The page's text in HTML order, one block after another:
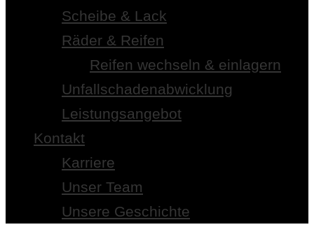
Scheibe & Lack
Räder & Reifen
Reifen wechseln & einlagern
Unfallschadenabwicklung
Leistungsangebot
Kontakt
Karriere
Unser Team
Unsere Geschichte